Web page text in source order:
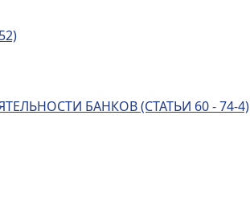
БАНКОВ (СТАТЬИ 60 - 74-4)